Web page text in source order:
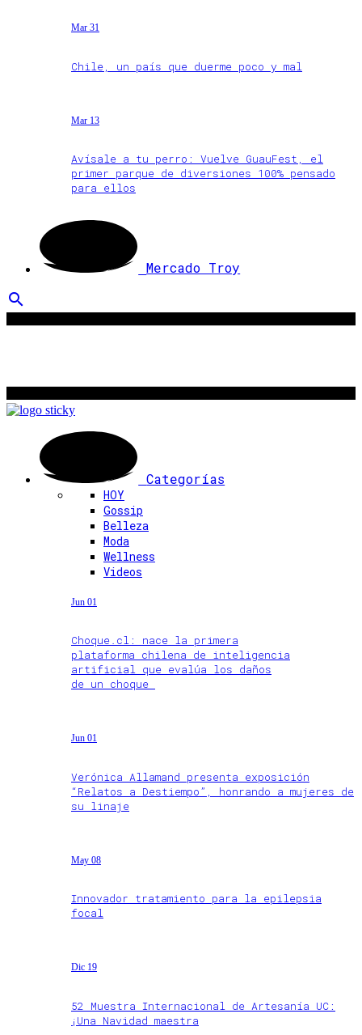
Mar 31
Chile, un país que duerme poco y mal
Mar 13
Avísale a tu perro: Vuelve GuauFest, el
primer parque de diversiones 100% pensado
para ellos
Mercado Troy
search
Categorías
HOY
Gossip
Belleza
Moda
Wellness
Videos
Jun 01
Choque.cl: nace la primera
plataforma chilena de inteligencia
artificial que evalúa los daños
de un choque
Jun 01
Verónica Allamand presenta exposición
“Relatos a Destiempo”, honrando a mujeres de
su linaje
May 08
Innovador tratamiento para la epilepsia
focal
Dic 19
52 Muestra Internacional de Artesanía UC:
¡Una Navidad maestra